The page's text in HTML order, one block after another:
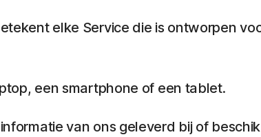
elke Service die is ontworpen
een smartphone of een tablet.
van ons geleverd bij of